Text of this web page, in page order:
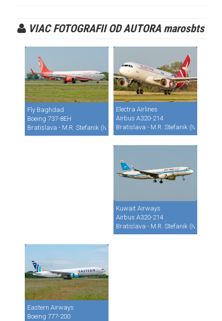
VIAC FOTOGRAFII OD AUTORA marosbts
Fly Baghdad
Boeing 737-8EH
Bratislava - M.R. Stefanik (Ivanka) (BTS / LZIB)
Electra Airlines
Airbus A320-214
Bratislava - M.R. Stefanik (Ivanka)
Kuwait Airways
Airbus A320-214
Bratislava - M.R. Stefanik (Ivanka)
Eastern Airways
Boeing 777-200